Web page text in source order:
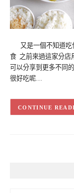
又是一個不知道吃
食 之前來過這家分店
可以分享到更多不同
很好吃呢…
CONTINUE